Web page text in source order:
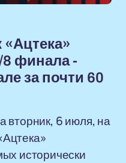
финала -
за почти 60
вторник, 6 июля, на
исторически